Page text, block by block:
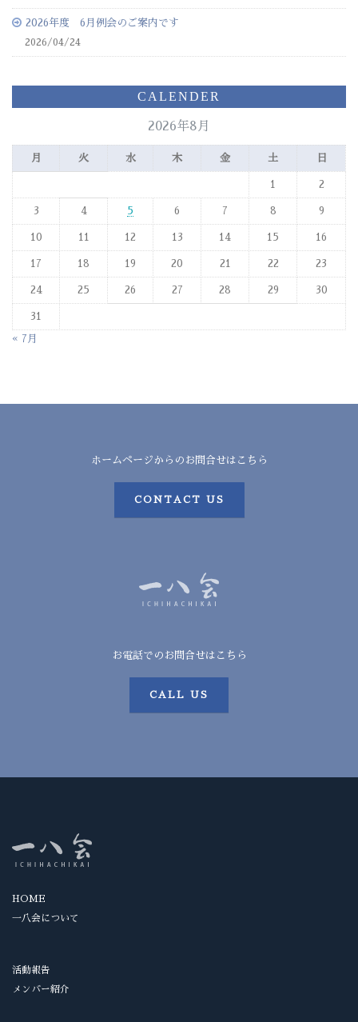
2026年度 6月例会のご案内です
2026/04/24
CALENDER
2026年8月
月 火 水 木 金 土 日
1 2
3 4 5 6 7 8 9
10 11 12 13 14 15 16
17 18 19 20 21 22 23
24 25 26 27 28 29 30
31
« 7月
ホームページからのお問合せはこちら
CONTACT US
お電話でのお問合せはこちら
CALL US
HOME
一八会について
活動報告
メンバー紹介